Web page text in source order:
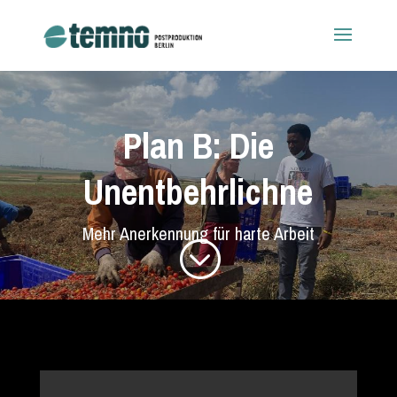
Plan B: Die
Unentbehrlichne
Mehr Anerkennung für harte Arbeit
;